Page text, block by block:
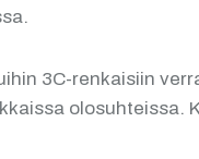
3C-renkaisiin
olosuhteissa.